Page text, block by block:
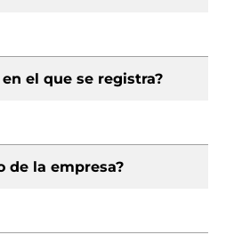
el que se registra?
de la empresa?